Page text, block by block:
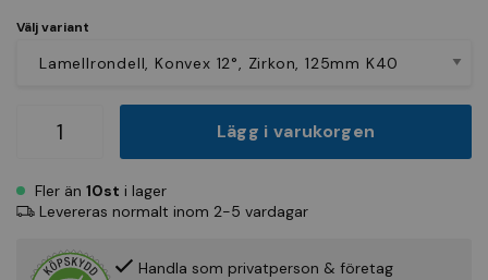
Välj variant
Lägg i varukorgen
Fler än 10st i lager
Levereras normalt inom 2-5 vardagar
Handla som privatperson & företag